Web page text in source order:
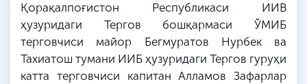
Қорақалпоғистон Республикаси ИИВ
ҳузуридаги Тергов бошқармаси ЎМИБ
терговчиси майор Бегмуратов Нурбеква
Тахиатош тумани ИИБ ҳузуридаги Тергов гуруҳи
катта терговчиси капитанАлламов Зафарлар